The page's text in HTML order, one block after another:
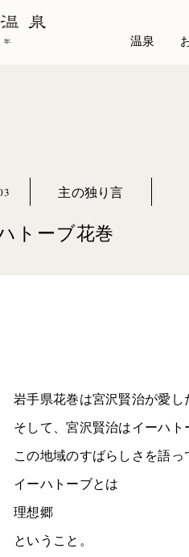
温泉
主の独り言
トーブ花巻
岩手県花巻は宮沢賢治が愛し
そして、宮沢賢治はイーハ
この地域のすばらしさを語っ
イーハトーブとは
理想郷
ということ。